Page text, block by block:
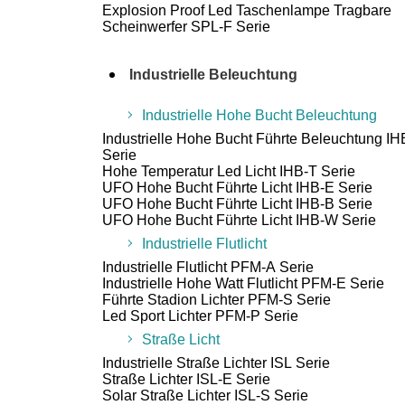
Explosion Proof Led Taschenlampe Tragbare
Scheinwerfer SPL-F Serie
Industrielle Beleuchtung
Industrielle Hohe Bucht Beleuchtung
Industrielle Hohe Bucht Führte Beleuchtung
Serie
Hohe Temperatur Led Licht IHB-T Serie
UFO Hohe Bucht Führte Licht IHB-E Serie
UFO Hohe Bucht Führte Licht IHB-B Serie
UFO Hohe Bucht Führte Licht IHB-W Serie
Industrielle Flutlicht
Industrielle Flutlicht PFM-A Serie
Industrielle Hohe Watt Flutlicht PFM-E Serie
Führte Stadion Lichter PFM-S Serie
Led Sport Lichter PFM-P Serie
Straße Licht
Industrielle Straße Lichter ISL Serie
Straße Lichter ISL-E Serie
Solar Straße Lichter ISL-S Serie